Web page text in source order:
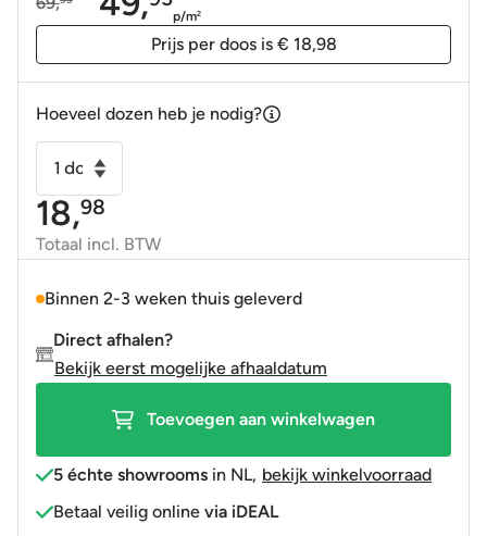
Oorspronkelijke
Huidige
p/m2
Prijs per doos is € 18,98
Hoeveel dozen heb je nodig?
Costa
Nova
decor
ribbel
Praia
banyan
glans
18,98
Totaal incl. BTW
Binnen 2-3 weken thuis geleverd
Direct afhalen?
Bekijk eerst mogelijke afhaaldatum
Toevoegen aan winkelwagen
5 échte showrooms in NL, bekijk winkelvoorraad
Betaal veilig online via iDEAL